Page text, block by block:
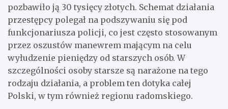
pozbawiło ją 30 tysięcy złotych. Schemat działania
przestępcy polegał na podszywaniu się pod
funkcjonariusza policji, co jest często stosowanym
przez oszustów manewrem mającym na celu
wyłudzenie pieniędzy od starszych osób. W
szczególności osoby starsze są narażone na tego
rodzaju działania, a problem ten dotyka całej
Polski, w tym również regionu radomskiego.